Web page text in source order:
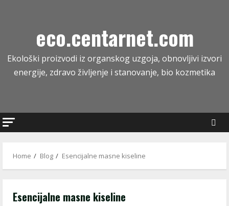
eco.centarnet.com
Ekološki proizvodi iz organskog uzgoja, obnovljivi izvori
energije, zdravo življenje i stanovanje, bio kozmetika
Home Blog Esencijalne masne kiseline
Esencijalne masne kiseline